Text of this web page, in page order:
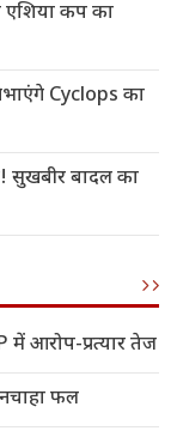
एशिया कप का
Cyclops का
सुखबीर बादल का
में आरोप-प्रत्यार तेज
फल